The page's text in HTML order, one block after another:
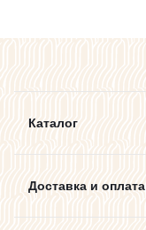
Каталог
Доставка и оплата